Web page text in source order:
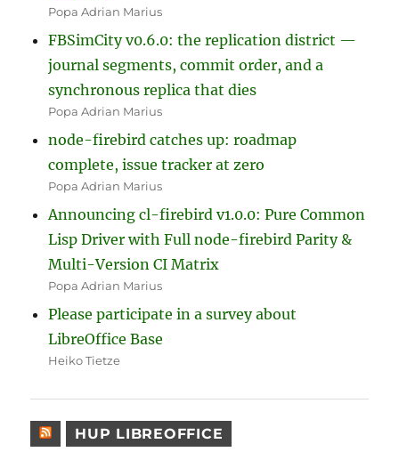
Popa Adrian Marius
FBSimCity v0.6.0: the replication district —
journal segments, commit order, and a
synchronous replica that dies
Popa Adrian Marius
node-firebird catches up: roadmap
complete, issue tracker at zero
Popa Adrian Marius
Announcing cl-firebird v1.0.0: Pure Common
Lisp Driver with Full node-firebird Parity &
Multi-Version CI Matrix
Popa Adrian Marius
Please participate in a survey about
LibreOffice Base
Heiko Tietze
HUP LIBREOFFICE